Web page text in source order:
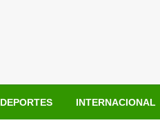
DEPORTES INTERNACIONAL